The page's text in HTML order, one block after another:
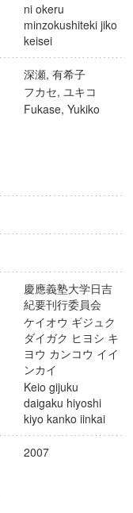
ni okeru
minzokushiteki jiko
keisei
深瀬, 有希子
フカセ, ユキコ
Fukase, Yukiko
慶應義塾大学日吉
紀要刊行委員会
ケイオウ ギジュク
ダイガク ヒヨシ キ
ヨウ カンコウ イイ
ンカイ
Keio gijuku
daigaku hiyoshi
kiyo kanko iinkai
2007